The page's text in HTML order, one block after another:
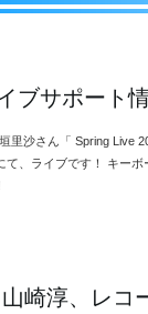
ブサポート情
里沙さん「 Spring Live
て、ライブです！ キー
崎淳、レコ